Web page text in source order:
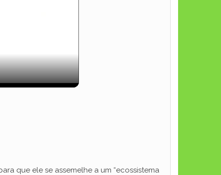
que ele se assemelhe a um “ecossistema